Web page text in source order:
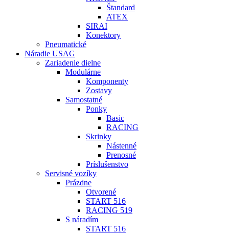
Štandard
ATEX
SIRAI
Konektory
Pneumatické
Náradie USAG
Zariadenie dielne
Modulárne
Komponenty
Zostavy
Samostatné
Ponky
Basic
RACING
Skrinky
Nástenné
Prenosné
Príslušenstvo
Servisné vozíky
Prázdne
Otvorené
START 516
RACING 519
S náradím
START 516